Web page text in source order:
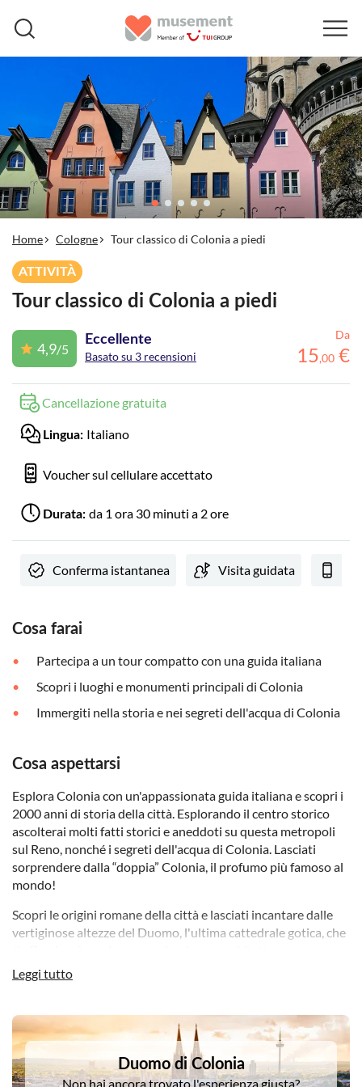
Home Cologne Tour classico di Colonia a piedi
ATTIVITÀ
Tour classico di Colonia a piedi
4,9/5
Eccellente
Basato su 3 recensioni
Da
15,00 €
Cancellazione gratuita
Lingua: Italiano
Voucher sul cellulare accettato
Durata: da 1 ora 30 minuti a 2 ore
Conferma istantanea Visita guidata
Cosa farai
Partecipa a un tour compatto con una guida italiana
Scopri i luoghi e monumenti principali di Colonia
Immergiti nella storia e nei segreti dell'acqua di Colonia
Cosa aspettarsi
Esplora Colonia con un'appassionata guida italiana e scopri i
2000 anni di storia della città. Esplorando il centro storico
ascolterai molti fatti storici e aneddoti su questa metropoli
sul Reno, nonché i segreti dell'acqua di Colonia. Lasciati
sorprendere dalla “doppia” Colonia, il profumo più famoso al
mondo!
Scopri le origini romane della città e lasciati incantare dalle
vertiginose altezze del Duomo, l'ultima cattedrale gotica, che
Passeggiando tra le piazze e i vicoli storici farai un salto nel
Medioevo, al tempo dell'arcivescovo e dell'orgogliosa città
Attraverso immagini storiche vedrai la differenza tra passato
e presente, le ferite della Seconda Guerra Mondiale, lo sforzo
di ricostruzione postbellica e gli sviluppi della città moderna
Leggi tutto
DSA1Duomo di Colonia
Duomo di Colonia
Non hai ancora trovato l'esperienza giusta?